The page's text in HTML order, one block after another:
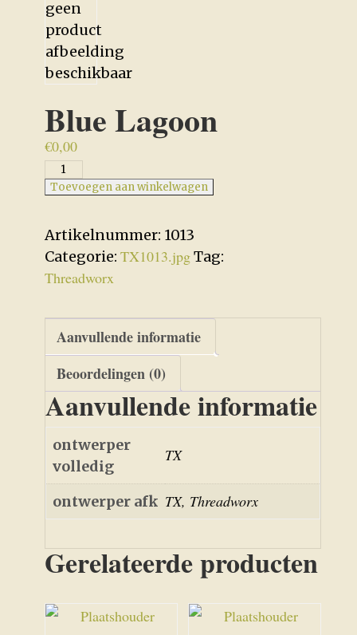
Blue Lagoon
€0,00
Blue
Lagoon
Toevoegen aan winkelwagen
Artikelnummer: 1013
Categorie: TX1013.jpgTag:
Threadworx
Aanvullende informatie
Beoordelingen (0)
Aanvullende informatie
ontwerper
volledig
TX
ontwerper afk TX, Threadworx
Gerelateerde producten